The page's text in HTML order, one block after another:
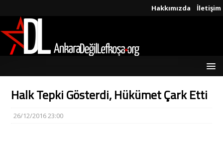
Hakkımızda İletişim
Halk Tepki Gösterdi, Hükümet Çark Etti
26/12/2016 23:00